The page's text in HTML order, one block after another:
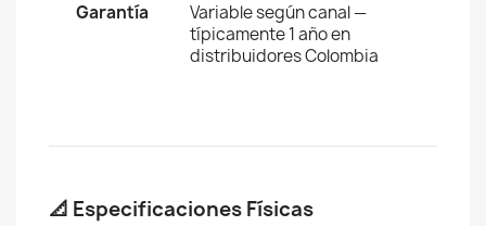
Garantía
Variable según canal —
típicamente 1 año en
distribuidores Colombia
📐 Especificaciones Físicas